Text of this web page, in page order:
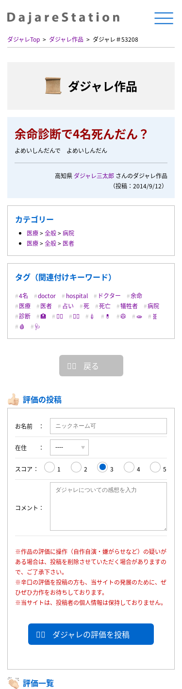
ダジャレTop ダジャレ作品 ダジャレ＃53208
ダジャレ作品
余命診断で4名死んだん？
よめいしんだんで よめいしんだん
高知県 ダジャレ三太郎 さんのダジャレ作品
（投稿：2014/9/12）
カテゴリー
医療>全般>病院
医療>全般> 医者
タグ（関連付けキーワード）
4名 doctor hospital ドクター
余命
医療
医者 占い 死 死亡 犠牲者
病院
診断
🏥 👨‍⚕️ 👩‍⚕️ 💉 💊 🥼 🧫
🧬
🩸
🩺
戻る
評価の投稿
お名前
在住
スコア 1 2 3 4 5
コメント
※作品の評価に操作（自作自演・嫌がらせなど）の疑いが
ある場合は、投稿を削除させていただく場合がありますの
で、ご了承下さい。
※辛口の評価を投稿の方も、当サイトの発展のために、ぜ
ひぜひ力作をお待ちしております。
※当サイトは、投稿者の個人情報は保持しておりません。
ダジャレの評価を投稿
評価一覧